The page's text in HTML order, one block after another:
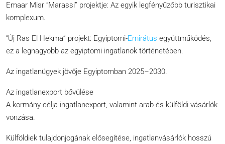
Emaar Misr “Marassi” projektje: Az egyik legfényűzőbb turisztikai
komplexum.
“Új Ras El Hekma” projekt: Egyiptomi-Emirátus együttműködés,
ez a legnagyobb az egyiptomi ingatlanok történetében.
Az ingatlanügyek jövője Egyiptomban 2025–2030.
Az ingatlanexport bővülése
A kormány célja ingatlanexport, valamint arab és külföldi vásárlók
vonzása.
Külföldiek tulajdonjogának elősegítése, ingatlanvásárlók hosszú